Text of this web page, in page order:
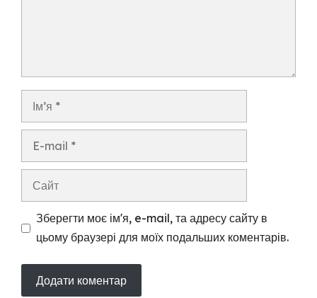
Ім’я
Сайт
Зберегти моє ім'я, e-mail, та адресу сайту в
цьому браузері для моїх подальших коментарів.